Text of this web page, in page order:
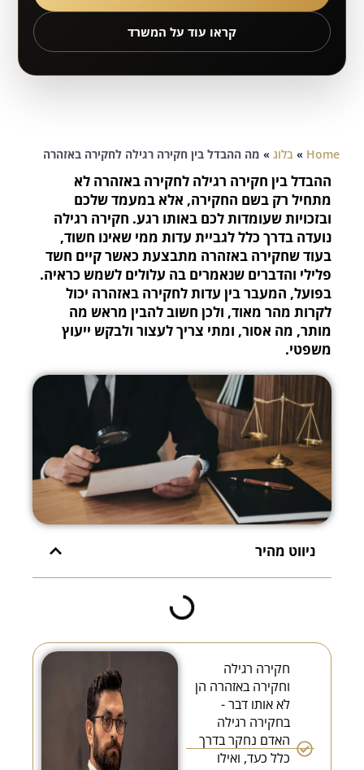
קראו עוד על המשרד
Home
» בלוג » מה ההבדל בין חקירה רגילה לחקירה באזהרה
ההבדל בין חקירה רגילה לחקירה באזהרה לא
מתחיל רק בשם החקירה, אלא במעמד שלכם
ובזכויות שעומדות לכם באותו רגע. חקירה רגילה
נועדה בדרך כלל לגביית עדות ממי שאינו חשוד,
בעוד שחקירה באזהרה מתבצעת כאשר קיים חשד
פלילי והדברים שנאמרים בה עלולים לשמש כראיה.
בפועל, המעבר בין עדות לחקירה באזהרה יכול
לקרות מהר מאוד, ולכן חשוב להבין מראש מה
מותר, מה אסור, ומתי צריך לעצור ולבקש ייעוץ
משפטי.
ניווט מהיר
חקירה רגילה
וחקירה באזהרה הן
לא אותו דבר -
בחקירה רגילה
האדם נחקר בדרך
כלל כעד, ואילו